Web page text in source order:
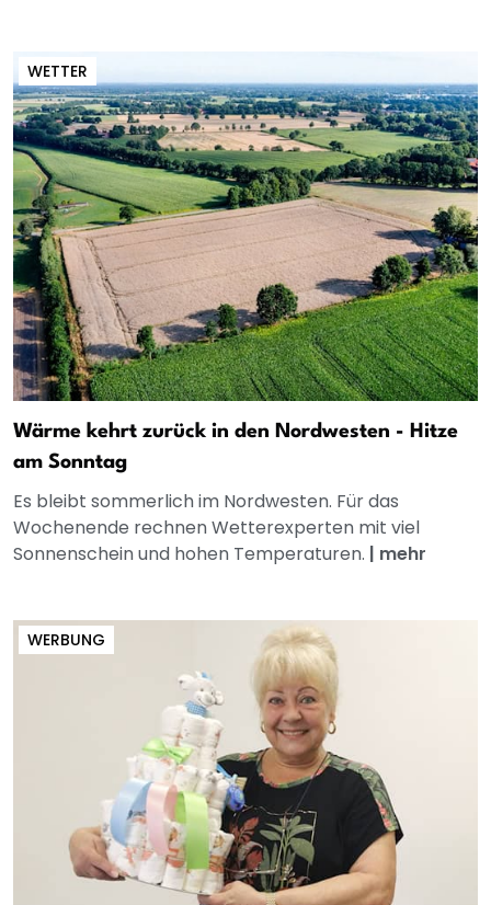
WETTER
Wärme kehrt zurück in den Nordwesten - Hitze
am Sonntag
Es bleibt sommerlich im Nordwesten. Für das
Wochenende rechnen Wetterexperten mit viel
Sonnenschein und hohen Temperaturen. | mehr
WERBUNG